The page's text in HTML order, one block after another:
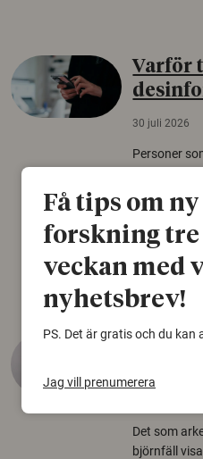
Varför
30 juli 2026
Personer
för rysk
från
europeiska
Det som
björnfäll
Få tips om ny
forskning tre
veckan med
nyhetsbrev!
PS. Det är gratis och du kan
Jag vill prenumerera